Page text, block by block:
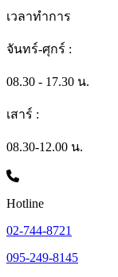
เวลาทำการ
จันทร์-ศุกร์ :
08.30 - 17.30 น.
เสาร์ :
08.30-12.00 น.
Hotline
02-744-8721
095-249-8145